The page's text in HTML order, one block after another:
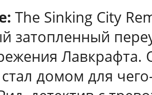
The Sinking City
затопленный
домом для